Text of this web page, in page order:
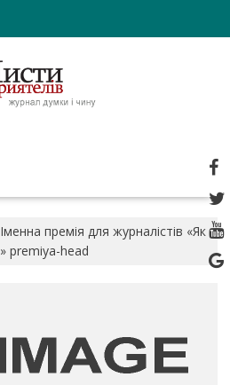
Іменна премія для журналістів «Як
» premiya-head